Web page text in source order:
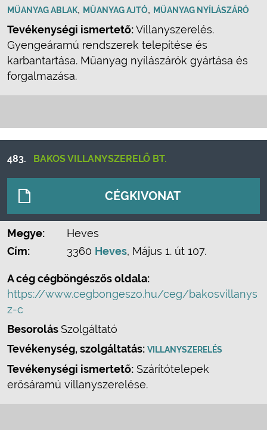
MŰANYAG ABLAK, MŰANYAG AJTÓ, MŰANYAG NYÍLÁSZÁRÓ
Tevékenységi ismertető:Villanyszerelés.
Gyengeáramú rendszerek telepítése és
karbantartása. Műanyag nyílászárók gyártása és
forgalmazása.
483. BAKOS VILLANYSZERELŐ BT.
CÉGKIVONAT
Megye:
Heves
Cím:
3360 Heves, Május 1. út 107.
A cég cégböngészős oldala:
https://www.cegbongeszo.hu/ceg/bakosvillanys
z-c
BesorolásSzolgáltató
Tevékenység, szolgáltatás: VILLANYSZERELÉS
Tevékenységi ismertető: Szárítótelepek
erősáramú villanyszerelése.